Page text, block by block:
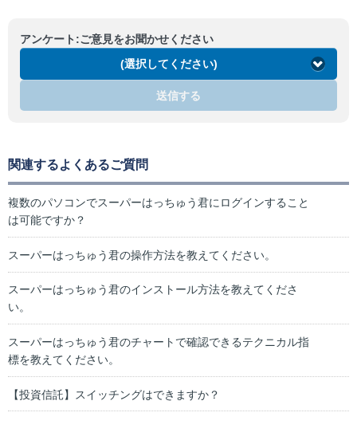
アンケート:ご意見をお聞かせください
(選択してください)
送信する
関連するよくあるご質問
複数のパソコンでスーパーはっちゅう君にログインすること
は可能ですか？
スーパーはっちゅう君の操作方法を教えてください。
スーパーはっちゅう君のインストール方法を教えてくださ
い。
スーパーはっちゅう君のチャートで確認できるテクニカル指
標を教えてください。
【投資信託】スイッチングはできますか？